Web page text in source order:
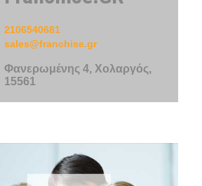
2106540681
sales@franchise.gr
Φανερωμένης 4, Χολαργός,
15561